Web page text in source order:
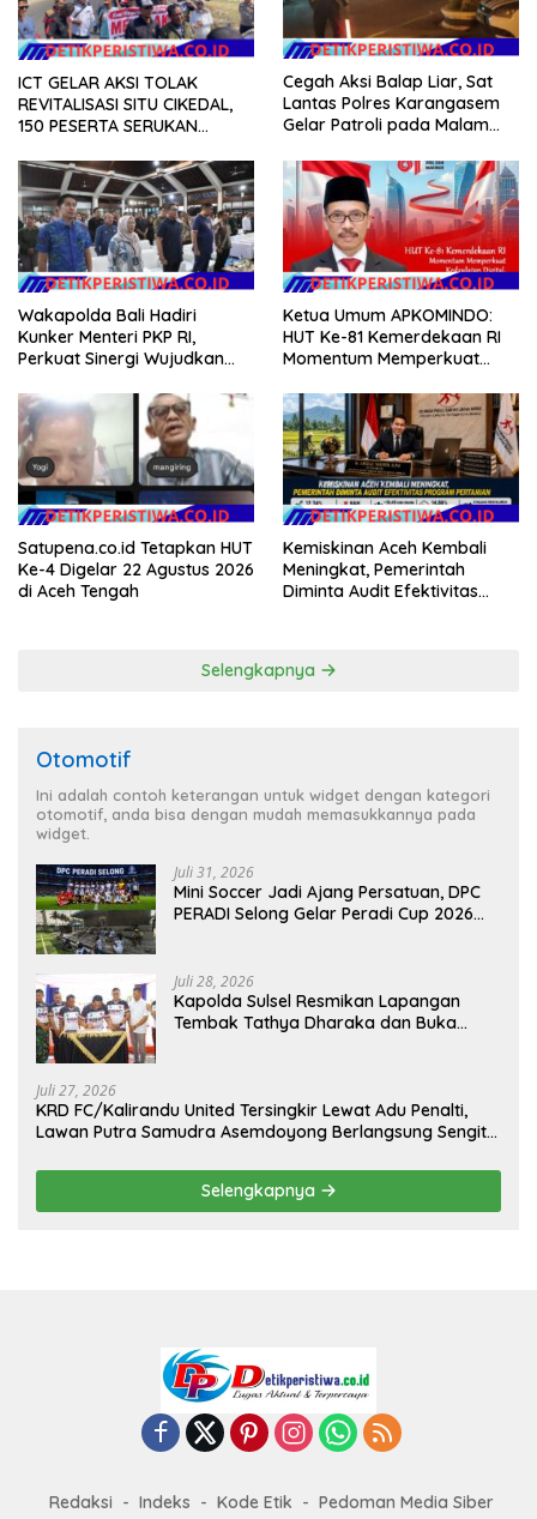
ICT GELAR AKSI TOLAK
REVITALISASI SITU CIKEDAL,
150 PESERTA SERUKAN
Cegah Aksi Balap Liar, Sat
Lantas Polres Karangasem
Gelar Patroli pada Malam
Wakapolda Bali Hadiri
Kunker Menteri PKP RI,
Perkuat Sinergi Wujudkan
Masyarakat
Ketua Umum APKOMINDO:
HUT Ke-81 Kemerdekaan RI
Momentum Memperkuat
Teknologi, dan Kepastian
Hukum Menuju Indonesia
Emas 2045
Satupena.co.id Tetapkan HUT
Ke-4 Digelar 22 Agustus 2026
di Aceh Tengah
Kemiskinan Aceh Kembali
Meningkat, Pemerintah
Diminta Audit Efektivitas
Selengkapnya
Otomotif
Ini adalah contoh keterangan untuk widget dengan kategori
otomotif, anda bisa dengan mudah memasukkannya pada
widget.
Juli 31, 2026
Mini Soccer Jadi Ajang Persatuan, DPC
PERADI Selong Gelar Peradi Cup 2026
Juli 28, 2026
Kapolda Sulsel Resmikan Lapangan
Tembak Tathya Dharaka dan Buka
Juli 27, 2026
KRD FC/Kalirandu United Tersingkir Lewat Adu Penalti,
Lawan Putra Samudra Asemdoyong Berlangsung Sengit
Selengkapnya
Redaksi Indeks Kode Etik Pedoman Media Siber